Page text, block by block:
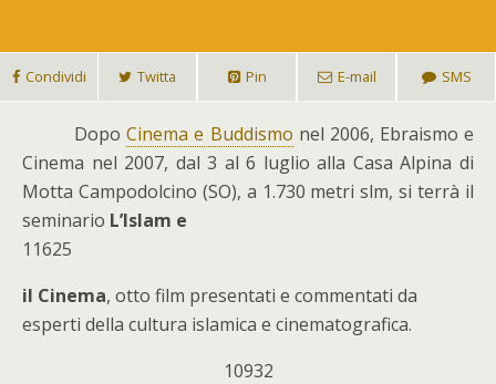
Condividi Twitta Pin E-mail SMS
DopoCinema e Buddismo nel 2006, Ebraismo e
Cinema nel 2007, dal 3 al 6 luglio alla Casa Alpina di
Motta Campodolcino (SO), a 1.730 metri slm, si terrà il
seminario L’Islam e
11625
il Cinema, otto film presentati e commentati da
esperti della cultura islamica e cinematografica.
10932